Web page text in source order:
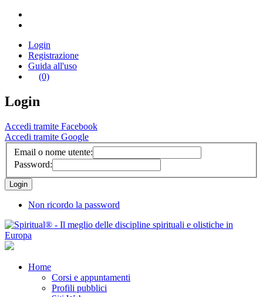
Login
Registrazione
Guida all'uso
(0)
Login
Accedi tramite Facebook
Accedi tramite Google
Email o nome utente:
Password:
Non ricordo la password
Home
Corsi e appuntamenti
Profili pubblici